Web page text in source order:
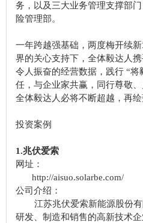
务，以及三大业务管理支撑部
险管理部。
一年跨越强基础，两度梅开续
界的关心支持下，全体毅达人
令人振奋的经营数据，践行 “
任，与企业家共赢，同行尊敬
全体毅达人必将不断超越，再
投资案例
1.兆伏爱索
网址：
http://aisuo.solarbe.com/
公司介绍：
江苏兆伏爱索新能源股份有
研发、制造和销售的高新技术